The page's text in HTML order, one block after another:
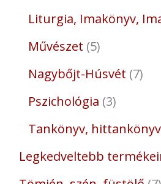
Liturgia, Imakönyv,
Művészet 5
Nagybőjt-Húsvét 7
Pszichológia 3
Tankönyv, hittankönyv
Legkedveltebb